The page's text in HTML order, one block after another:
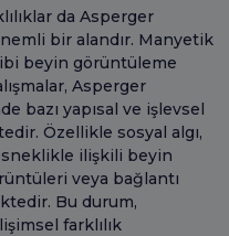
da Asperger
bir alandır. Manyetik
beyin görüntüleme
Asperger
bazı yapısal ve işlevsel
Özellikle sosyal algı,
ilişkili beyin
veya bağlantı
Bu durum,
farklılık